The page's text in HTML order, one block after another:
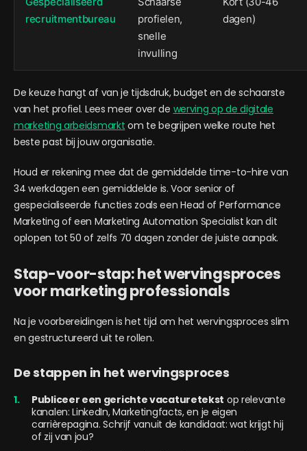
recruitmentbureau
profielen,
snelle
invulling
dagen)
De keuze hangt af van je tijdsdruk, budget en de schaarste
van het profiel. Lees meer over de werving op de digitale
marketing arbeidsmarkt om te begrijpen welke route het
beste past bij jouw organisatie.
Houd er rekening mee dat de gemiddelde time-to-hire van
34 werkdagen een gemiddelde is. Voor senior of
gespecialiseerde functies zoals een Head of Performance
Marketing of een Marketing Automation Specialist kan dit
oplopen tot 50 of zelfs 70 dagen zonder de juiste aanpak.
Stap-voor-stap: het wervingsproces
voor marketing professionals
Na je voorbereidingen is het tijd om het wervingsproces slim
en gestructureerd uit te rollen.
De stappen in het wervingsproces
Publiceer een gerichte vacaturetekst op relevante
kanalen: LinkedIn, Marketingfacts, en je eigen
carrièrepagina. Schrijf vanuit de kandidaat: wat krijgt hij
of zij van jou?